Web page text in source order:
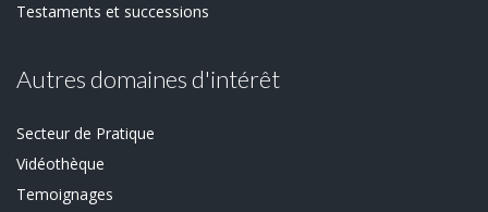
Testaments et successions
Autres domaines d'intérêt
Secteur de Pratique
Vidéothèque
Temoignages